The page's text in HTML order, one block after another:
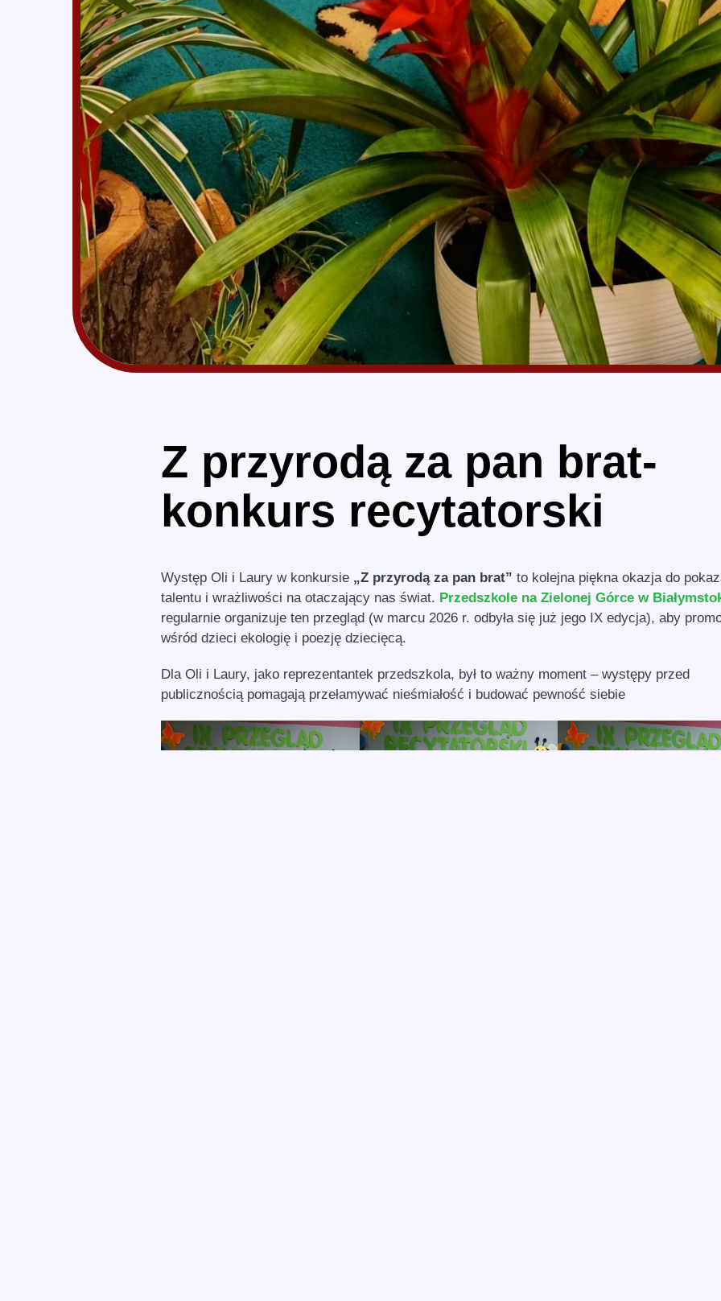
Z przyrodą za pan brat-
konkurs recytatorski
Występ Oli i Laury w konkursie „Z przyrodą za pan brat” to kolejna piękna okazja do
talentu i wrażliwości na otaczający nas świat. Przedszkole na Zielonej Górce w
regularnie organizuje ten przegląd (w marcu 2026 r. odbyła się już jego IX edycja), aby
wśród dzieci ekologię i poezję dziecięcą.
Dla Oli i Laury, jako reprezentantek przedszkola, był to ważny moment – występy przed
publicznością pomagają przełamywać nieśmiałość i budować pewność siebie